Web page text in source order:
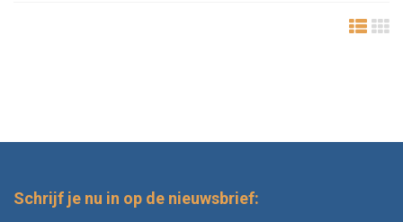
Schrijf je nu in op de nieuwsbrief: